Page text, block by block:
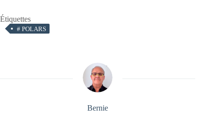
Étiquettes
# POLARS
Bernie